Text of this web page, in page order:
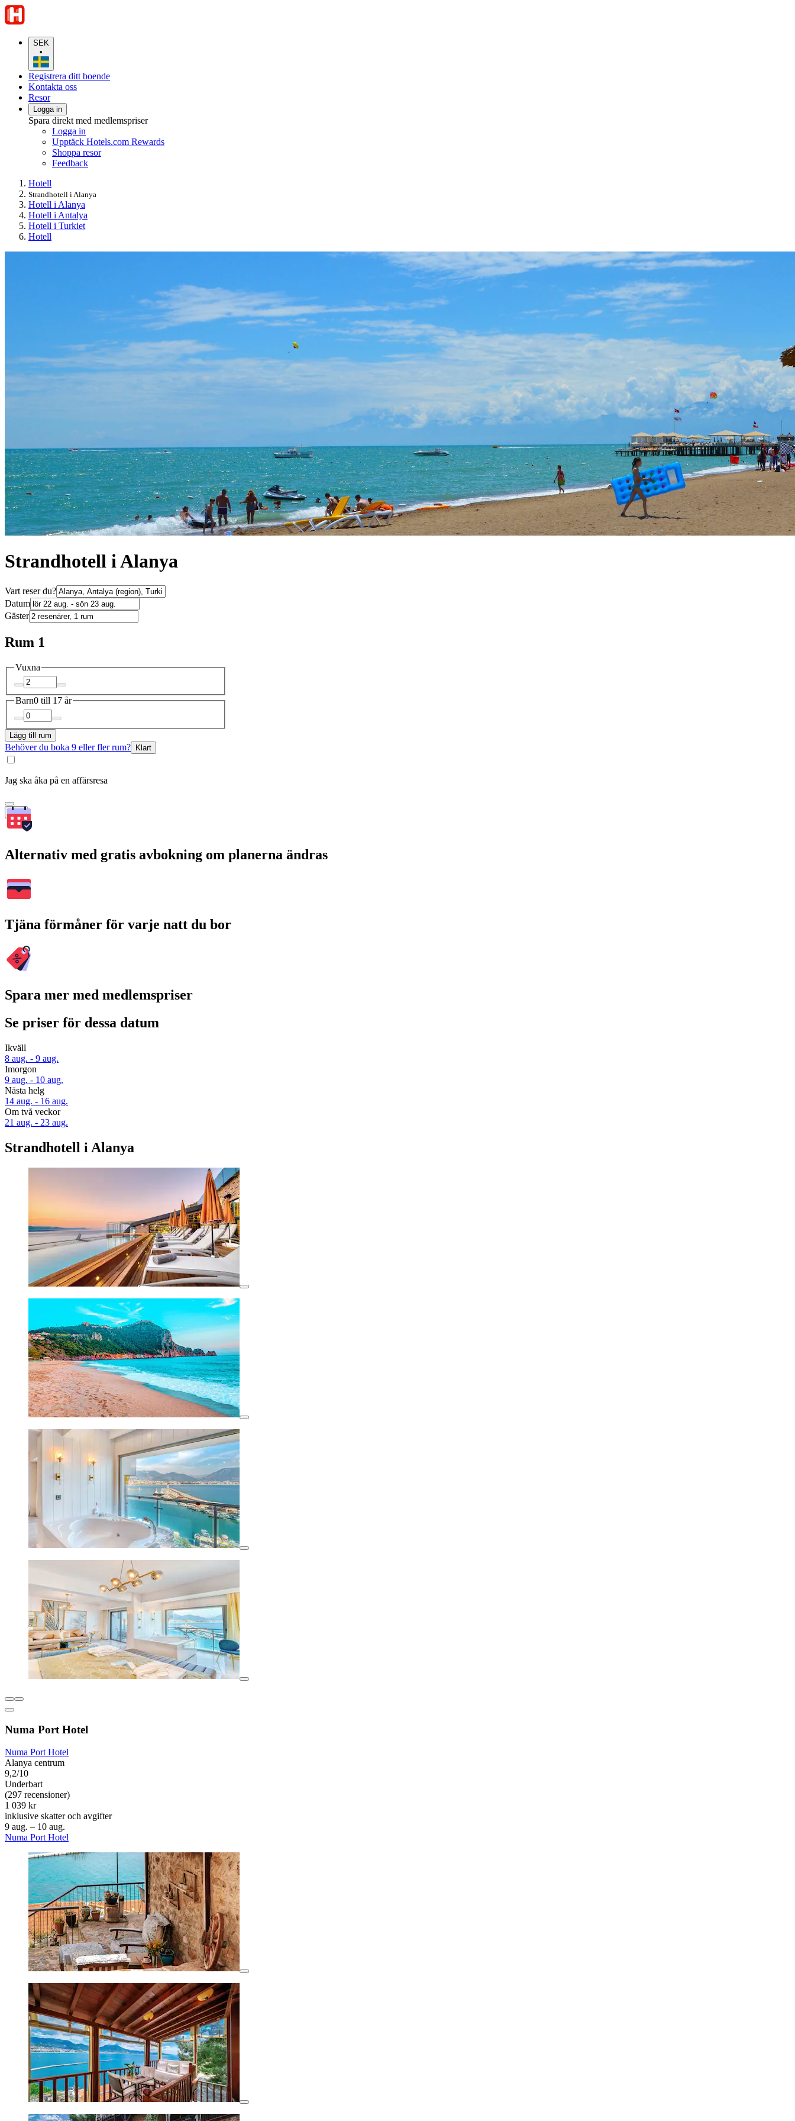
SEK
•
Registrera ditt boende
Kontakta oss
Resor
Logga in
Spara direkt med medlemspriser
Logga in
Upptäck Hotels.com Rewards
Shoppa resor
Feedback
Hotell
Strandhotell i Alanya
Hotell i Alanya
Hotell i Antalya
Hotell i Turkiet
Hotell
Strandhotell i Alanya
Vart reser du?
Datum
Gäster
Rum 1
Vuxna
Barn0 till 17 år
Lägg till rum
Behöver du boka 9 eller fler rum? Klart
Jag ska åka på en affärsresa
Sök
Alternativ med gratis avbokning om planerna ändras
Tjäna förmåner för varje natt du bor
Spara mer med medlemspriser
Se priser för dessa datum
Ikväll
8 aug. - 9 aug.
Imorgon
9 aug. - 10 aug.
Nästa helg
14 aug. - 16 aug.
Om två veckor
21 aug. - 23 aug.
Strandhotell i Alanya
Numa Port Hotel
Numa Port Hotel
Alanya centrum
9,2/10
Underbart
(297 recensioner)
1 039 kr
inklusive skatter och avgifter
9 aug. – 10 aug.
Numa Port Hotel